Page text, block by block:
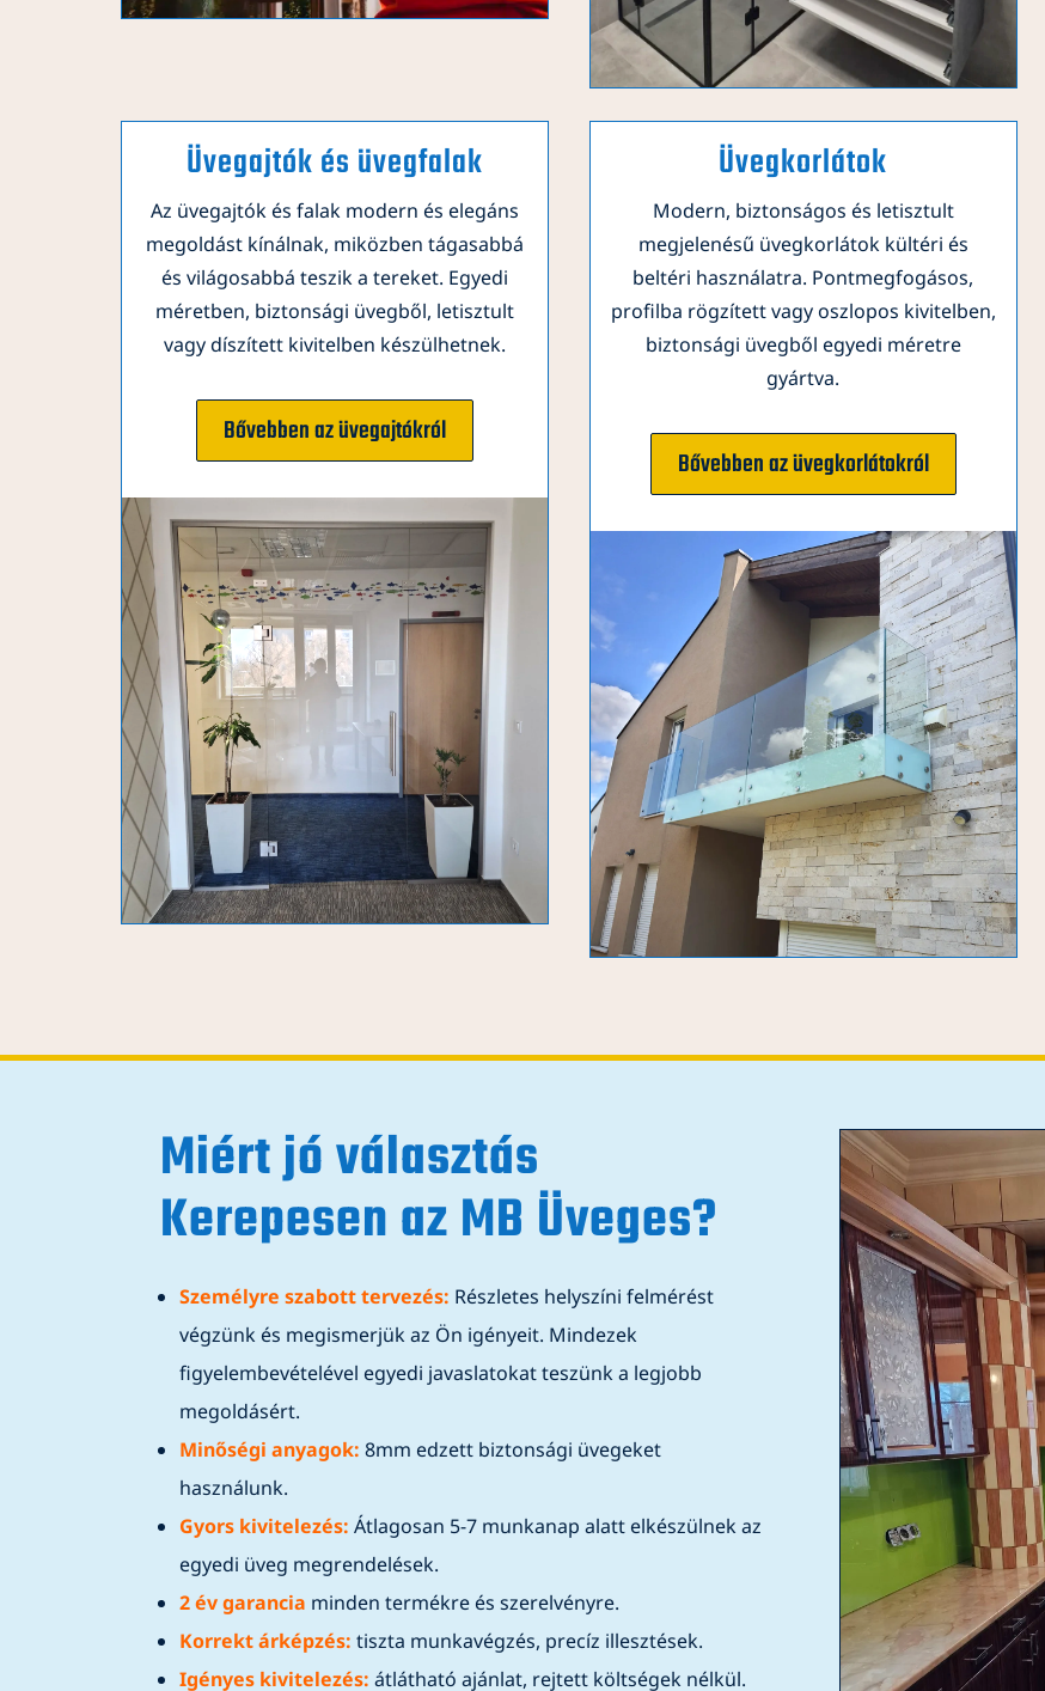
Üvegajtók és üvegfalak
Az üvegajtók és falak modern és elegáns
megoldást kínálnak, miközben tágasabbá
és világosabbá teszik a tereket. Egyedi
méretben, biztonsági üvegből, letisztult
vagy díszített kivitelben készülhetnek.
Bővebben az üvegajtókról
Üvegkorlátok
Modern, biztonságos és letisztult
megjelenésű üvegkorlátok kültéri és
beltéri használatra. Pontmegfogásos,
profilba rögzített vagy oszlopos kivitelben,
biztonsági üvegből egyedi méretre
gyártva.
Bővebben az üvegkorlátokról
Miért jó választás
Kerepesen az MB Üveges?
Személyre szabott tervezés: Részletes helyszíni felmérést
végzünk és megismerjük az Ön igényeit. Mindezek
figyelembevételével egyedi javaslatokat teszünk a legjobb
megoldásért.
Minőségi anyagok: 8mm edzett biztonsági üvegeket
használunk.
Gyors kivitelezés: Átlagosan 5-7 munkanap alatt elkészülnek az
egyedi üveg megrendelések.
2 év garancia minden termékre és szerelvényre.
Korrekt árképzés: tiszta munkavégzés, precíz illesztések.
Igényes kivitelezés: átlátható ajánlat, rejtett költségek nélkül.